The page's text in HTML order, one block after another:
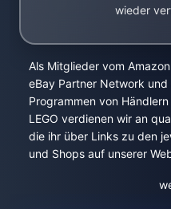
wieder
Als Mitglieder vom
eBay Partner Network
Programmen von
LEGO verdienen wir an
die ihr über Links zu den
und Shops auf unserer